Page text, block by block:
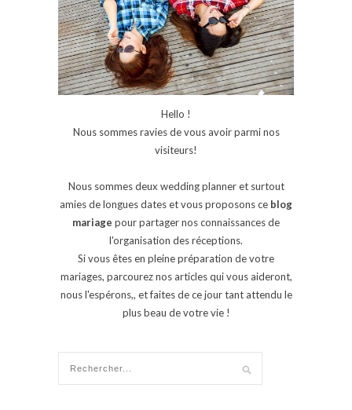
Hello !
Nous sommes ravies de vous avoir parmi nos
visiteurs!
Nous sommes deux wedding planner et surtout
amies de longues dates et vous proposons ce blog
mariage pour partager nos connaissances de
l'organisation des réceptions.
Si vous êtes en pleine préparation de votre
mariages, parcourez nos articles qui vous aideront,
nous l'espérons,, et faites de ce jour tant attendu le
plus beau de votre vie !